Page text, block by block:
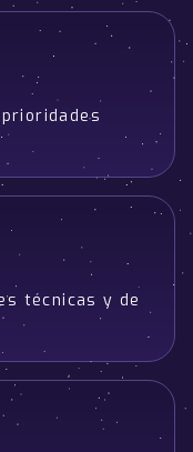
técnicas y de